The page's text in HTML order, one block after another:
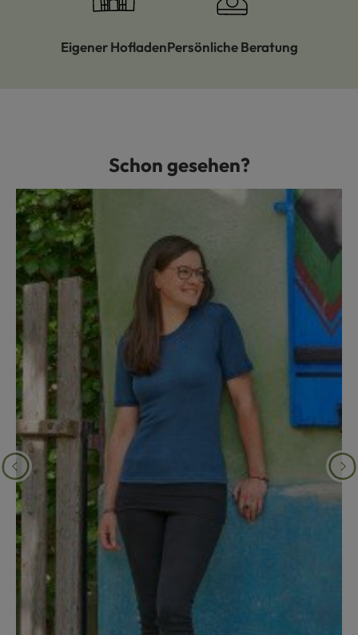
Eigener HofladenPersönliche Beratung
Produktgalerie überspringenSchon gesehen?